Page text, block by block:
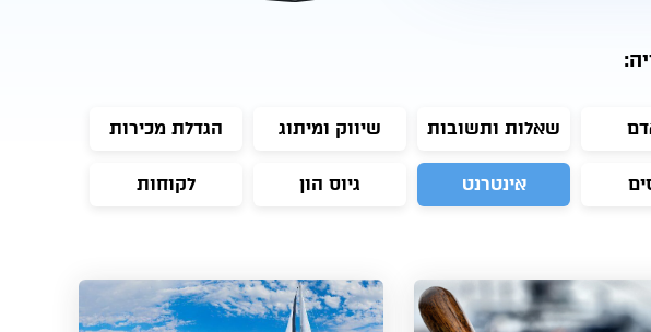
שאלות ותשובות שיווק ומיתוג הגדלת מכירות
אינטרנט גיוס הון לקוחות